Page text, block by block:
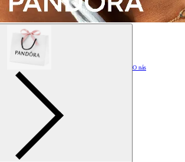
O nás